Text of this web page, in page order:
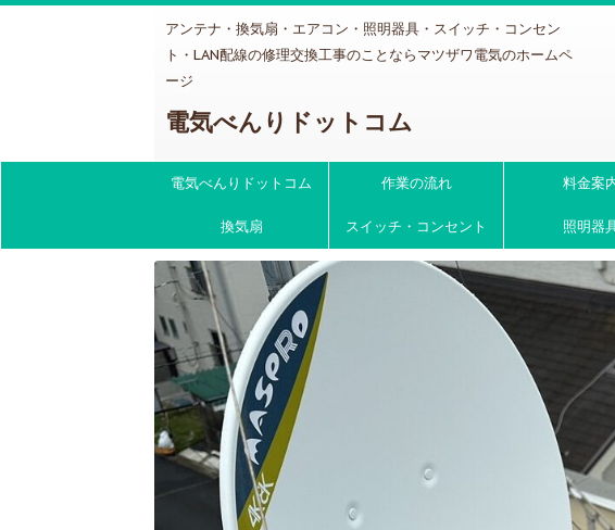
アンテナ・換気扇・エアコン・照明器具・スイッチ・コンセン
ト・LAN配線の修理交換工事のことならマツザワ電気のホームペ
ージ
電気べんりドットコム
電気べんりドットコム 作業の流れ 料金案
換気扇 スイッチ・コンセント 照明器